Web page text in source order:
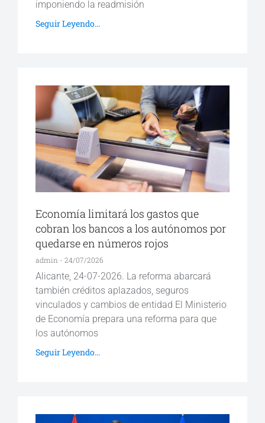
imponiendo la readmisión
Seguir Leyendo...
Economía limitará los gastos que
cobran los bancos a los autónomos por
quedarse en números rojos
admin 24/07/2026
Alicante, 24-07-2026. La reforma abarcará
también créditos aplazados, seguros
vinculados y cambios de entidad El Ministerio
de Economía prepara una reforma para que
los autónomos
Seguir Leyendo...